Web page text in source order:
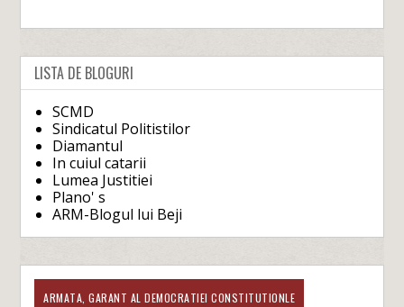
LISTA DE BLOGURI
SCMD
Sindicatul Politistilor
Diamantul
In cuiul catarii
Lumea Justitiei
Plano' s
ARM-Blogul lui Beji
ARMATA, GARANT AL DEMOCRATIEI CONSTITUTIONLE